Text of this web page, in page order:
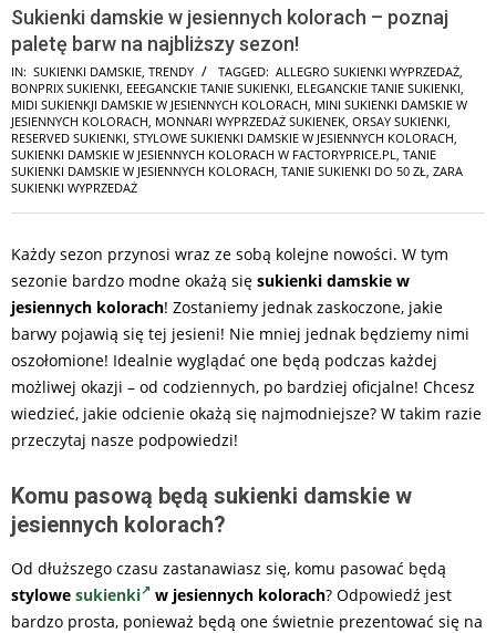
Sukienki damskie w jesiennych kolorach – poznaj
paletę barw na najbliższy sezon!
IN: SUKIENKI DAMSKIE TRENDY TAGGED: ALLEGRO SUKIENKI WYPRZEDAŻ
BONPRIX SUKIENKI EEEGANCKIE TANIE SUKIENKI ELEGANCKIE TANIE SUKIENKI
MIDI SUKIENKJI DAMSKIE W JESIENNYCH KOLORACH MINI SUKIENKI DAMSKIE W
JESIENNYCH KOLORACH MONNARI WYPRZEDAŻ SUKIENEK ORSAY SUKIENKI
RESERVED SUKIENKI STYLOWE SUKIENKI DAMSKIE W JESIENNYCH KOLORACH
SUKIENKI DAMSKIE W JESIENNYCH KOLORACH W FACTORYPRICE.PL
TANIE
SUKIENKI DAMSKIE W JESIENNYCH KOLORACH TANIE SUKIENKI DO 50 ZŁ ZARA
SUKIENKI WYPRZEDAŻ
Każdy sezon przynosi wraz ze sobą kolejne nowości. W tym
sezonie bardzo modne okażą się sukienki damskie w
jesiennych kolorach! Zostaniemy jednak zaskoczone, jakie
barwy pojawią się tej jesieni! Nie mniej jednak będziemy nimi
oszołomione! Idealnie wyglądać one będą podczas każdej
możliwej okazji – od codziennych, po bardziej oficjalne! Chcesz
wiedzieć, jakie odcienie okażą się najmodniejsze? W takim razie
przeczytaj nasze podpowiedzi!
Komu pasową będą sukienki damskie w
jesiennych kolorach?
Od dłuższego czasu zastanawiasz się, komu pasować będą
stylowe sukienki w jesiennych kolorach? Odpowiedź jest
bardzo prosta, ponieważ będą one świetnie prezentować się na